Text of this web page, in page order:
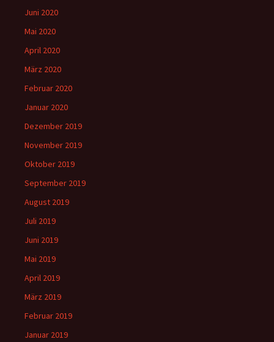
Juni 2020
Mai 2020
April 2020
März 2020
Februar 2020
Januar 2020
Dezember 2019
November 2019
Oktober 2019
September 2019
August 2019
Juli 2019
Juni 2019
Mai 2019
April 2019
März 2019
Februar 2019
Januar 2019